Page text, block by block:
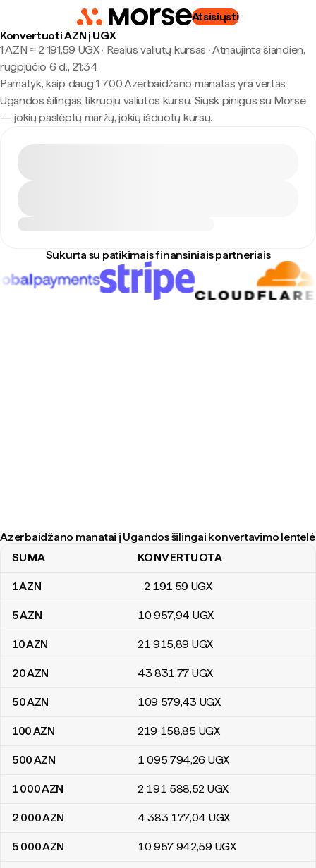
Atsisiųsti
Konvertuoti AZN į UGX
1 AZN ≈ 2 191,59 UGX · Realus valiutų kursas ·Atnaujinta šiandien,
rugpjūčio 6 d., 21:34
Pamatyk, kaip daug 1 700 Azerbaidžano manatas yra vertas
Ugandos šilingas tikruoju valiutos kursu. Siųsk pinigus su Morse
— jokių paslėptų maržų, jokių išduotų kursų.
Sukurta su patikimais finansiniais partneriais
Azerbaidžano manatai į Ugandos šilingai konvertavimo lentelė
Azerbaidžano manatai į Ugandos šilingai konvertavimo lentelė
SUMA KONVERTUOTA
1AZN 2 191,59 UGX
5AZN 10 957,94 UGX
10AZN 21 915,89 UGX
20AZN 43 831,77 UGX
50AZN 109 579,43 UGX
100AZN 219 158,85 UGX
500AZN 1 095 794,26 UGX
1 000AZN 2 191 588,52 UGX
2 000AZN 4 383 177,04 UGX
5 000AZN 10 957 942,59 UGX